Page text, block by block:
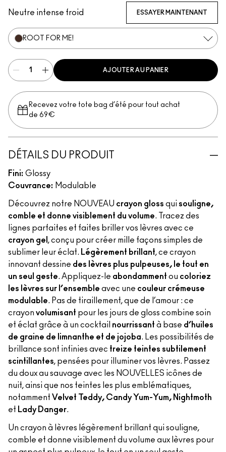
Neutre intense froid ESSAYER MAINTENANT
ROOT FOR ME!
AJOUTER AU PANIER
Recevez votre tote bag d’été pour tout achat
de 69€
DÉTAILS DU PRODUIT
Fini: Glossy
Couvrance: Modulable
Découvrez notre NOUVEAU crayon gloss qui souligne,
comble et donne visiblement du volume. Tracez des
lignes parfaites et faites briller vos lèvres avec ce
crayon gel , conçu pour créer mille façons simples de
sublimer leur éclat. Légèrement brillant, ce crayon
innovant dessine des lèvres plus pulpeuses, le tout en
un seul geste. Appliquez-le abondamment ou coloriez
les lèvres sur l’ensemble avec une couleur crémeuse
modulable. Pas de tiraillement, que de l’amour : ce
crayon volumisant pour les jours de gloss combine soin
et éclat grâce à un cocktail nourrissant à base d’huiles
de graine de limnanthe et de jojoba. Les possibilités de
brillance sont infinies avec treize teintes subtilement
scintillantes, pensées pour illuminer vos lèvres. Passez
du doux au sauvage avec les NOUVELLES icônes de
nuit, ainsi que nos teintes les plus emblématiques,
notamment Velvet Teddy, Candy Yum-Yum, Nightmoth
et Lady Danger.
Un crayon à lèvres légèrement brillant qui souligne,
comble et donne visiblement du volume aux lèvres pour